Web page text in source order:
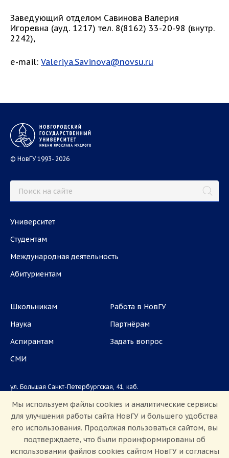
Заведующий отделом Савинова Валерия
Игоревна (ауд. 1217) тел. 8(8162) 33-20-98 (внутр.
2242),
e-mail: Valeriya.Savinova@novsu.ru
© НовГУ 1993- 2026
Университет
Студентам
Международная деятельность
Абитуриентам
Школьникам
Наука
Аспирантам
СМИ
Работа в НовГУ
Партнёрам
Задать вопрос
ул. Большая Санкт-Петербургская, 41, каб.
Приемная комиссия: +7(8162)33-20-44
Мы используем файлы cookies и аналитические сервисы
для улучшения работы сайта НовГУ и большего удобства
его использования. Продолжая пользоваться сайтом, вы
подтверждаете, что были проинформированы об
использовании файлов cookies сайтом НовГУ и согласны